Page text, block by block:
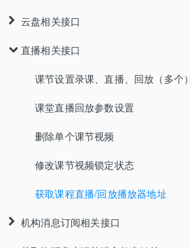
云盘相关接口
直播相关接口
课节设置录课、直播、回放（多个）
课堂直播回放参数设置
删除单个课节视频
修改课节视频锁定状态
获取课程直播/回放播放器地址
机构消息订阅相关接口